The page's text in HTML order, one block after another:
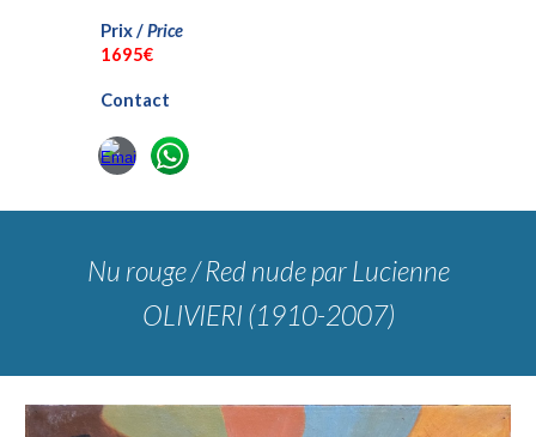
Prix /Price
1695€
Contact
Nu rouge / Red nude par Lucienne
OLIVIERI (1910-2007)